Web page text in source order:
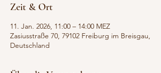
Zeit & Ort
11. Jan. 2026, 11:00 – 14:00 MEZ
Zasiusstraße 70, 79102 Freiburg im Breisgau,
Deutschland